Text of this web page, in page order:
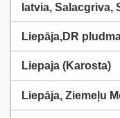
latvia, Salacgriva,
Liepāja,DR
Liepaja (Karosta)
Liepāja, Ziemeļu